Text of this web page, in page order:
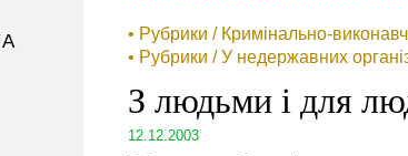
• Рубрики / Кримінально-
• Рубрики / У недержавних
З людьми і для
12.12.2003